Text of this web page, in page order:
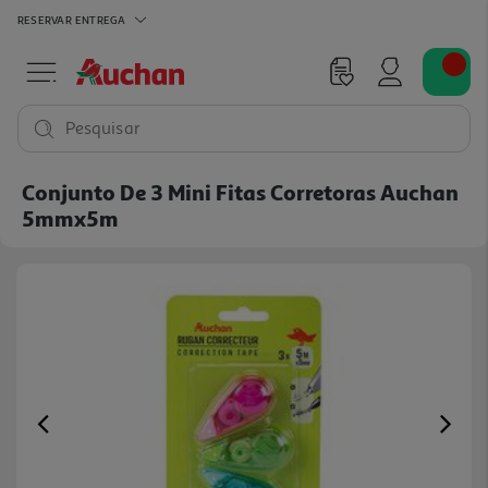
RESERVAR ENTREGA
Pesquisar
Conjunto De 3 Mini Fitas Corretoras Auchan
5mmx5m
Previous